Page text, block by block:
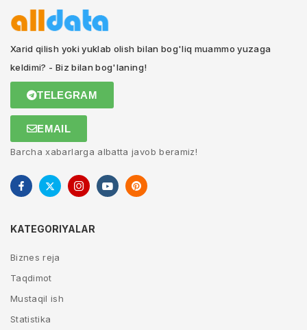
Xarid qilish yoki yuklab olish bilan bog'liq muammo yuzaga
keldimi? - Biz bilan bog'laning!
TELEGRAM
EMAIL
Barcha xabarlarga albatta javob beramiz!
KATEGORIYALAR
Biznes reja
Taqdimot
Mustaqil ish
Statistika